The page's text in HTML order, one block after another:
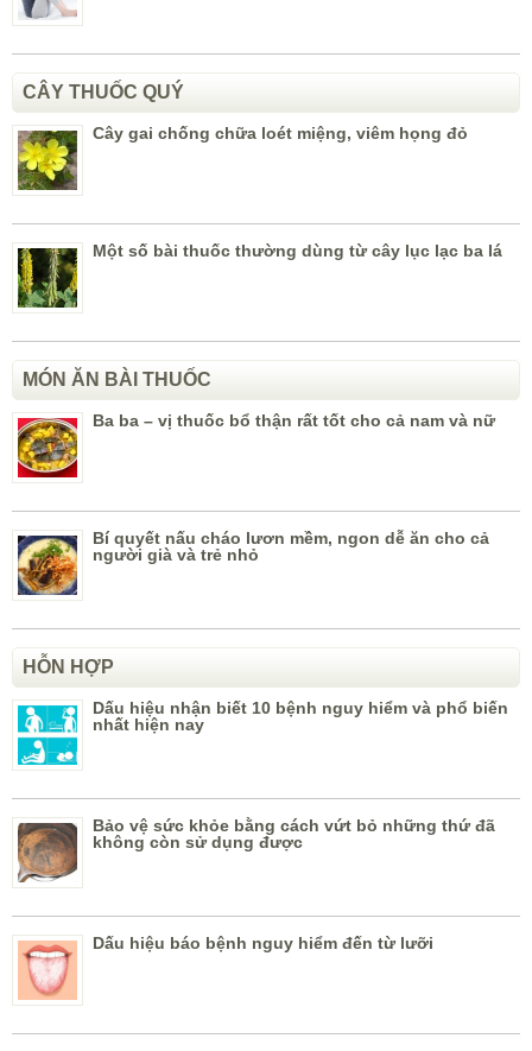
CÂY THUỐC QUÝ
Cây gai chống chữa loét miệng, viêm họng đỏ
Một số bài thuốc thường dùng từ cây lục lạc ba lá
MÓN ĂN BÀI THUỐC
Ba ba – vị thuốc bổ thận rất tốt cho cả nam và nữ
Bí quyết nấu cháo lươn mềm, ngon dễ ăn cho cả
người già và trẻ nhỏ
HỖN HỢP
Dấu hiệu nhận biết 10 bệnh nguy hiểm và phổ biến
nhất hiện nay
Bảo vệ sức khỏe bằng cách vứt bỏ những thứ đã
không còn sử dụng được
Dấu hiệu báo bệnh nguy hiểm đến từ lưỡi